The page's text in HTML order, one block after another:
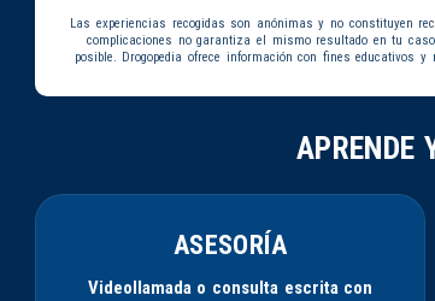
Las experiencias recogidas son anónimas y no constituyen
complicaciones no garantiza el mismo resultado en tu
posible. Drogopedia ofrece información con fines educativos
APRENDE
ASESORÍA
Videollamada o consulta escrita con